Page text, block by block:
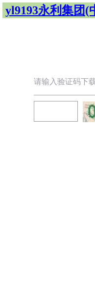
yl9193永利集团(
请输入验证码下